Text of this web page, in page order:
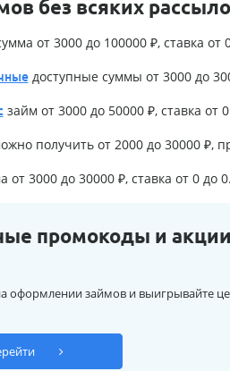
без всяких
от 3000 до 100000 ₽, ставка
доступные суммы от 3000 до
займ от 3000 до 50000 ₽, ставка от
получить от 2000 до 30000 ₽,
от 3000 до 30000 ₽, ставка от 0 до
промокоды и акции
оформлении займов и выигрывайте